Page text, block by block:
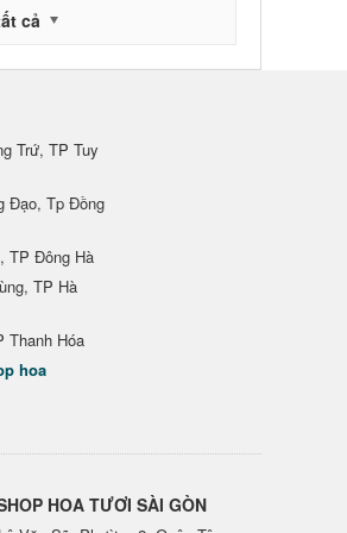
cả
Trứ, TP Tuy
Đạo, Tp Đồng
TP Đông Hà
TP Hà
Thanh Hóa
hoa
HOA TƯƠI SÀI GÒN